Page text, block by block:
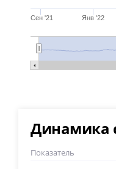
Сен '21 Янв '22
Динамика
Показатель